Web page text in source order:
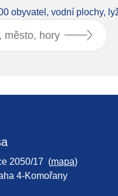
obyvatel, vodní plochy,
2050/17 (mapa)
4-Komořany